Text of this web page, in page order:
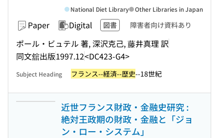
Paper Digital 図書 障害者向け資料あり
ポール・ビュテル 著, 深沢克己, 藤井真理 訳
同文舘出版1997.12<DC423-G4>
National Diet Library Other Libraries in Japan
Subject Heading フランス--経済--歴史--18世紀
近世フランス財政・金融史研究 :
絶対王政期の財政・金融と「ジョ
ン・ロー・システム」